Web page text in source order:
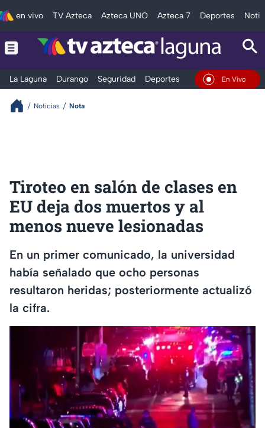
en vivo TV Azteca Azteca UNO Azteca 7 Deportes
La Laguna Durango Seguridad Deportes Entretenimiento
En Vivo
Noticias Nota
Tiroteo en salón de clases en
EU deja dos muertos y al
menos nueve lesionadas
En un primer comunicado, la universidad
había señalado que ocho personas
resultaron heridas; posteriormente actualizó
la cifra.